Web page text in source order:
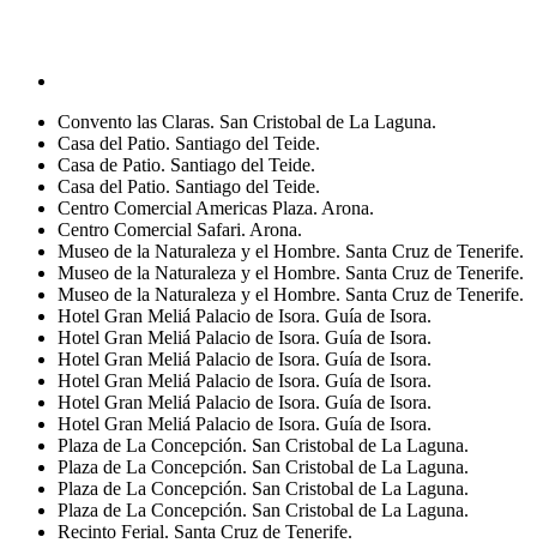
Convento las Claras. San Cristobal de La Laguna.
Casa del Patio. Santiago del Teide.
Casa de Patio. Santiago del Teide.
Casa del Patio. Santiago del Teide.
Centro Comercial Americas Plaza. Arona.
Centro Comercial Safari. Arona.
Museo de la Naturaleza y el Hombre. Santa Cruz de Tenerife.
Museo de la Naturaleza y el Hombre. Santa Cruz de Tenerife.
Museo de la Naturaleza y el Hombre. Santa Cruz de Tenerife.
Hotel Gran Meliá Palacio de Isora. Guía de Isora.
Hotel Gran Meliá Palacio de Isora. Guía de Isora.
Hotel Gran Meliá Palacio de Isora. Guía de Isora.
Hotel Gran Meliá Palacio de Isora. Guía de Isora.
Hotel Gran Meliá Palacio de Isora. Guía de Isora.
Hotel Gran Meliá Palacio de Isora. Guía de Isora.
Plaza de La Concepción. San Cristobal de La Laguna.
Plaza de La Concepción. San Cristobal de La Laguna.
Plaza de La Concepción. San Cristobal de La Laguna.
Plaza de La Concepción. San Cristobal de La Laguna.
Recinto Ferial. Santa Cruz de Tenerife.